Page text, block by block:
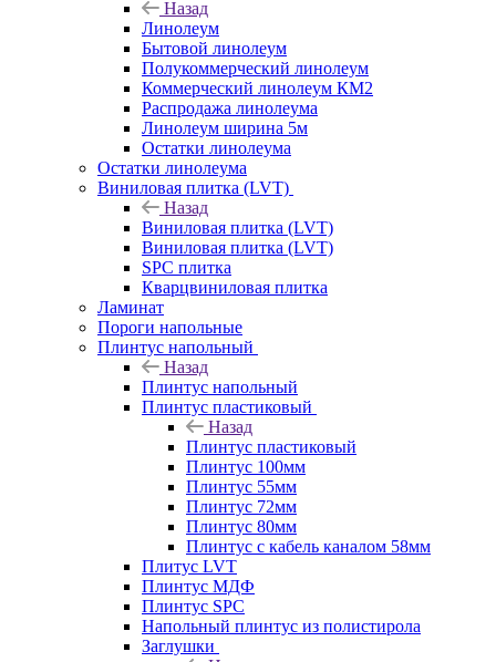
Назад
Линолеум
Бытовой линолеум
Полукоммерческий линолеум
Коммерческий линолеум КМ2
Распродажа линолеума
Линолеум ширина 5м
Остатки линолеума
Остатки линолеума
Виниловая плитка (LVT)
Назад
Виниловая плитка (LVT)
Виниловая плитка (LVT)
SPC плитка
Кварцвиниловая плитка
Ламинат
Пороги напольные
Плинтус напольный
Назад
Плинтус напольный
Плинтус пластиковый
Назад
Плинтус пластиковый
Плинтус 100мм
Плинтус 55мм
Плинтус 72мм
Плинтус 80мм
Плинтус с кабель каналом 58мм
Плитус LVT
Плинтус МДФ
Плинтус SPC
Напольный плинтус из полистирола
Заглушки